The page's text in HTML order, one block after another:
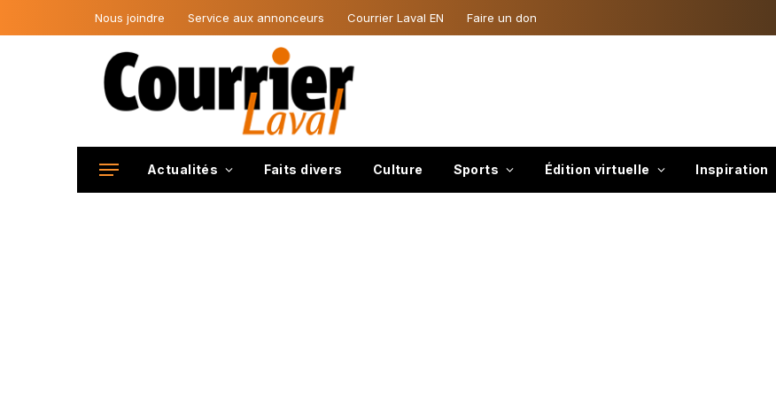
Nous joindre Service aux annonceurs Courrier Laval EN Faire un don
Actualités Faits divers Culture Sports Édition virtuelle Inspiration